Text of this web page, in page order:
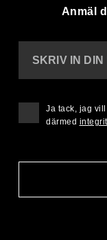
Anmäl
SKRIV IN
Ja tack, jag
därmed